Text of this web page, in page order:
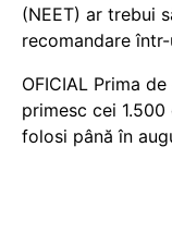
(NEET) ar trebui
recomandare
OFICIAL Prima
primesc cei
folosi până în